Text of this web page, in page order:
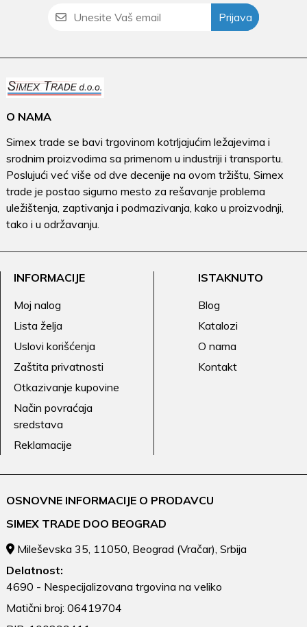
Prijava
O NAMA
Simex trade se bavi trgovinom kotrljajućim ležajevima i
srodnim proizvodima sa primenom u industriji i transportu.
Poslujući već više od dve decenije na ovom tržištu, Simex
trade je postao sigurno mesto za rešavanje problema
uležištenja, zaptivanja i podmazivanja, kako u proizvodnji,
tako i u održavanju.
INFORMACIJE
Moj nalog
Lista želja
Uslovi korišćenja
Zaštita privatnosti
Otkazivanje kupovine
Način povraćaja
sredstava
Reklamacije
ISTAKNUTO
Blog
Katalozi
O nama
Kontakt
OSNOVNE INFORMACIJE O PRODAVCU
SIMEX TRADE DOO BEOGRAD
Mileševska 35, 11050, Beograd (Vračar), Srbija
Delatnost:
4690 - Nespecijalizovana trgovina na veliko
Matični broj: 06419704